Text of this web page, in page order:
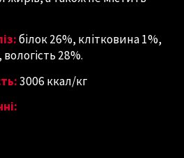
білок 26%, клітковина 1%,
28%.
3006 ккал/кг